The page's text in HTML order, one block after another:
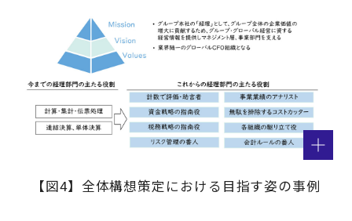
【図4】全体構想策定における目指す姿の事例